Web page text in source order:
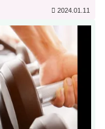
2024.01.11